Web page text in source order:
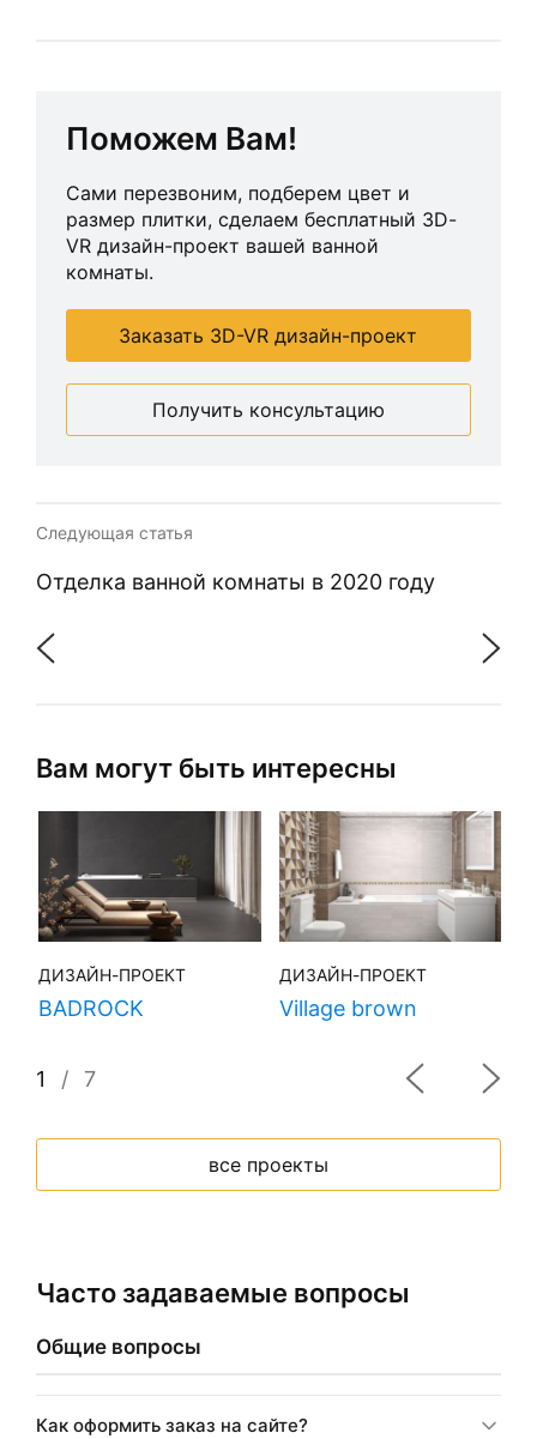
Поможем Вам!
Сами перезвоним, подберем цвет и
размер плитки, сделаем бесплатный 3D-
VR дизайн-проект вашей ванной
комнаты.
Заказать 3D-VR дизайн-проект
Получить консультацию
Следующая статья
Отделка ванной комнаты в 2020 году
Вам могут быть интересны
ДИЗАЙН-ПРОЕКТ
BADROCK
ДИЗАЙН-ПРОЕКТ
Village brown
1 / 7
все проекты
Часто задаваемые вопросы
Общие вопросы
Как оформить заказ на сайте?